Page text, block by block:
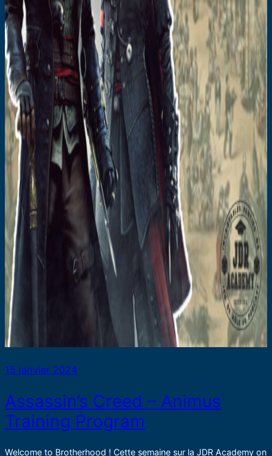
15 janvier 2024
Assassin’s Creed – Animus
Training Program
Welcome to Brotherhood ! Cette semaine sur la JDR Academy on